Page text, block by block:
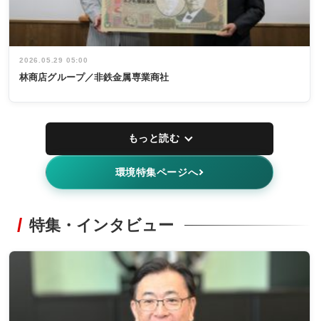
2026.05.29 05:00
林商店グループ／非鉄金属専業商社
もっと読む
環境特集ページへ
特集・インタビュー